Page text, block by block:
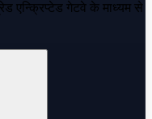
एन्क्रिप्टेड गेटवे के माध्यम से